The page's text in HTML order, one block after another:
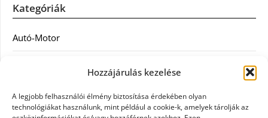
Hozzájárulás kezelése
A legjobb felhasználói élmény biztosítása érdekében olyan
technológiákat használunk, mint például a cookie-k, amelyek tárolják az
Kategóriák
Autó-Motor
Egészség